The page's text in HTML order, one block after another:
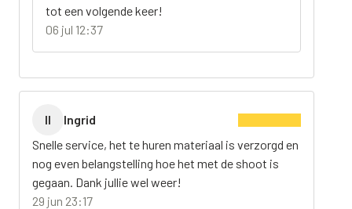
tot een volgende keer!
06 jul 12:37
II
Ingrid
Snelle service, het te huren materiaal is verzorgd en
nog even belangstelling hoe het met de shoot is
gegaan. Dank jullie wel weer!
29 jun 23:17